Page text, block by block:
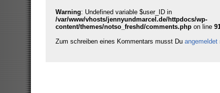
Warning: Undefined variable $user_ID in
/var/www/vhosts/jennyundmarcel.de/httpdocs/wp-
content/themes/notso_freshd/comments.phpon line
Zum schreiben eines Kommentars musst Du angemeldet